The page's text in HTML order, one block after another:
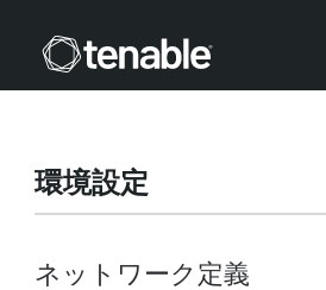
メインコンテンツに
環境設定
ネットワーク定義